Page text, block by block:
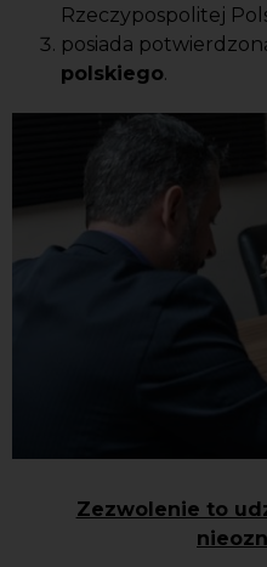
Rzeczypospolitej
posiada
polskiego.
Zezwolenie to